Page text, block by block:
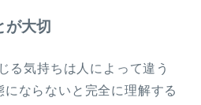
が大切
る気持ちは人によって違う
にならないと完全に理解する